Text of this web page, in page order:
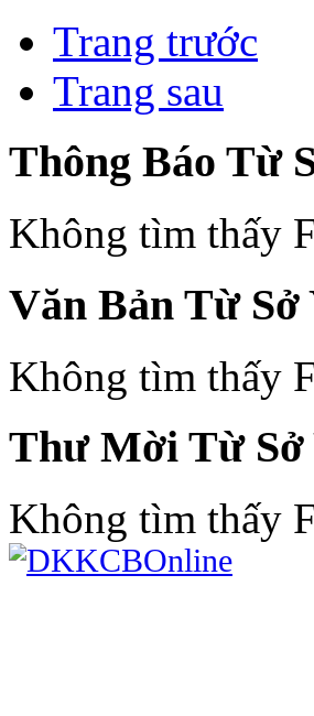
Trang trước
Trang sau
Thông Báo Từ
Không tìm thấy
Văn Bản Từ Sở
Không tìm thấy
Thư Mời Từ Sở
Không tìm thấy